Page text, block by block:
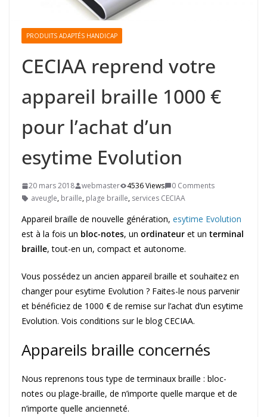
PRODUITS ADAPTÉS HANDICAP
CECIAA reprend votre
appareil braille 1000 €
pour l’achat d’un
esytime Evolution
20 mars 2018 webmaster 4536 Views
0 Comments
aveugle, braille, plage braille, services CECIAA
Appareil braille de nouvelle génération, esytime Evolution
est à la fois un bloc-notes, un ordinateur et un terminal
braille, tout-en un, compact et autonome.
Vous possédez un ancien appareil braille et souhaitez en
changer pour esytime Evolution ? Faites-le nous parvenir
et bénéficiez de 1000 € de remise sur l’achat d’un esytime
Evolution. Vois conditions sur le blog CECIAA.
Appareils braille concernés
Nous reprenons tous type de terminaux braille : bloc-
notes ou plage-braille, de n’importe quelle marque et de
n’importe quelle ancienneté.